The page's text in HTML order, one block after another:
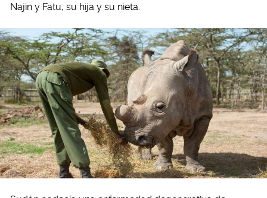
Najin y Fatu, su hija y su nieta.